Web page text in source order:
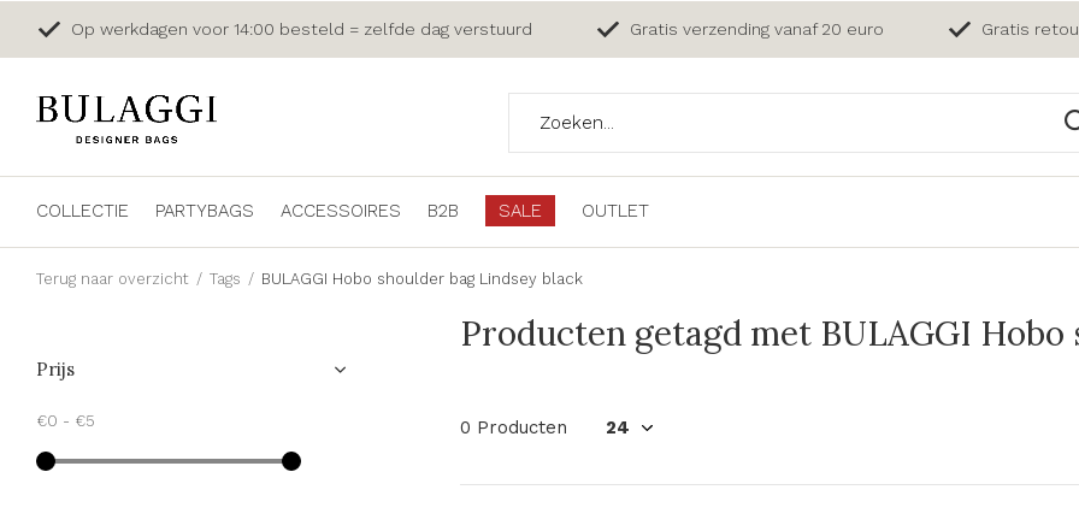
COLLECTIE PARTYBAGS ACCESSOIRES B2B SALE OUTLET
Op werkdagen voor 14:00 besteld = zelfde dag verstuurd Gratis verzending vanaf 20 euro Gratis
Terug naar overzicht Tags BULAGGI Hobo shoulder bag Lindsey black
Producten getagd met BULAGGI
0 Producten
Prijs
€0 - €5